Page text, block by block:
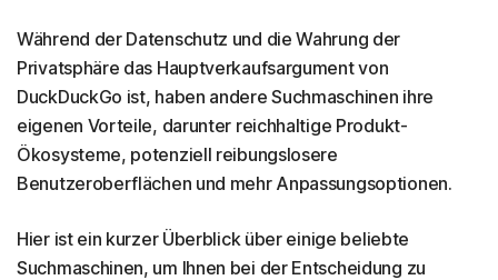
Während der Datenschutz und die Wahrung der
Privatsphäre das Hauptverkaufsargument von
DuckDuckGo ist, haben andere Suchmaschinen ihre
eigenen Vorteile, darunter reichhaltige Produkt-
Ökosysteme, potenziell reibungslosere
Benutzeroberflächen und mehr Anpassungsoptionen.
Hier ist ein kurzer Überblick über einige beliebte
Suchmaschinen, um Ihnen bei der Entscheidung zu